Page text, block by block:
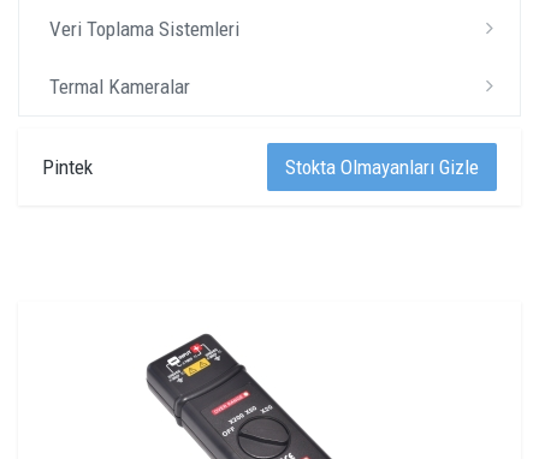
Veri Toplama Sistemleri
Termal Kameralar
Pintek Stokta Olmayanları Gizle